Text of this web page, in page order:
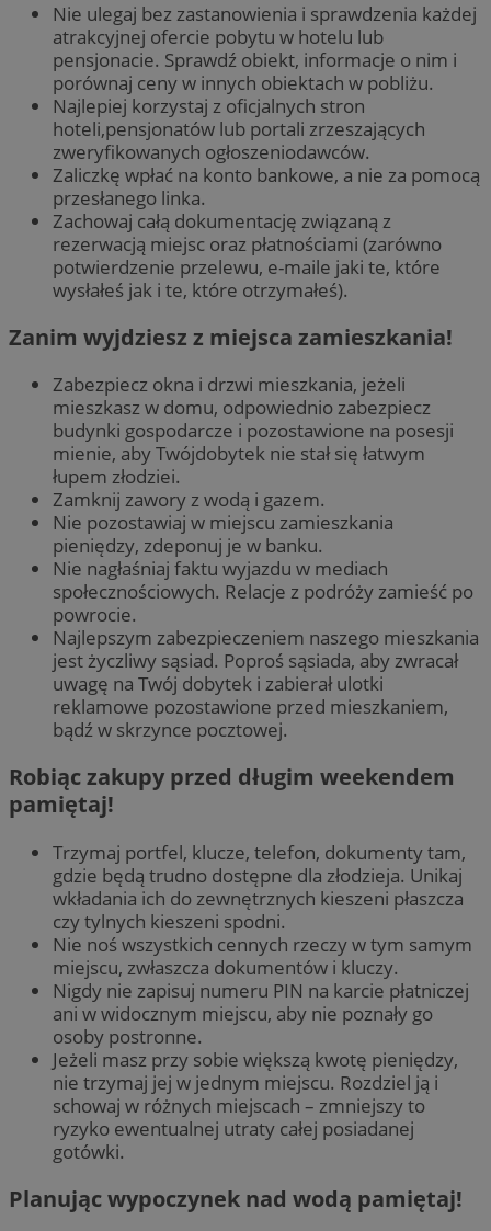
Nie ulegaj bez zastanowienia i sprawdzenia każdej
atrakcyjnej ofercie pobytu w hotelu lub
pensjonacie. Sprawdź obiekt, informacje o nim i
porównaj ceny w innych obiektach w pobliżu.
Najlepiej korzystaj z oficjalnych stron
hoteli,pensjonatów lub portali zrzeszających
zweryfikowanych ogłoszeniodawców.
Zaliczkę wpłać na konto bankowe, a nie za pomocą
przesłanego linka.
Zachowaj całą dokumentację związaną z
rezerwacją miejsc oraz płatnościami (zarówno
potwierdzenie przelewu, e-maile jaki te, które
wysłałeś jak i te, które otrzymałeś).
Zanim wyjdziesz z miejsca zamieszkania!
Zabezpiecz okna i drzwi mieszkania, jeżeli
mieszkasz w domu, odpowiednio zabezpiecz
budynki gospodarcze i pozostawione na posesji
mienie, aby Twójdobytek nie stał się łatwym
łupem złodziei.
Zamknij zawory z wodą i gazem.
Nie pozostawiaj w miejscu zamieszkania
pieniędzy, zdeponuj je w banku.
Nie nagłaśniaj faktu wyjazdu w mediach
społecznościowych. Relacje z podróży zamieść po
powrocie.
Najlepszym zabezpieczeniem naszego mieszkania
jest życzliwy sąsiad. Poproś sąsiada, aby zwracał
uwagę na Twój dobytek i zabierał ulotki
reklamowe pozostawione przed mieszkaniem,
bądź w skrzynce pocztowej.
Robiąc zakupy przed długim weekendem
pamiętaj!
Trzymaj portfel, klucze, telefon, dokumenty tam,
gdzie będą trudno dostępne dla złodzieja. Unikaj
wkładania ich do zewnętrznych kieszeni płaszcza
czy tylnych kieszeni spodni.
Nie noś wszystkich cennych rzeczy w tym samym
miejscu, zwłaszcza dokumentów i kluczy.
Nigdy nie zapisuj numeru PIN na karcie płatniczej
ani w widocznym miejscu, aby nie poznały go
osoby postronne.
Jeżeli masz przy sobie większą kwotę pieniędzy,
nie trzymaj jej w jednym miejscu. Rozdziel ją i
schowaj w różnych miejscach – zmniejszy to
ryzyko ewentualnej utraty całej posiadanej
gotówki.
Planując wypoczynek nad wodą pamiętaj!